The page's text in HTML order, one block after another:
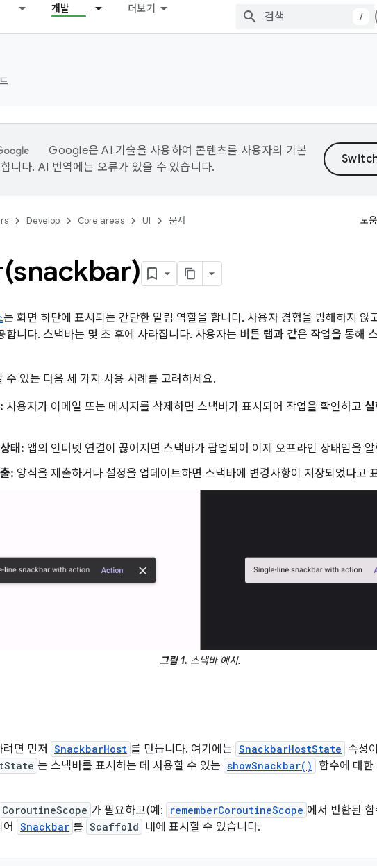
개발 더보기
/
Google은 AI 기술을 사용하여 콘텐츠를 사용자의 기본
니다. AI 번역에는 오류가 있을 수 있습니다.
Develop Core areas UI 문서 도
(snackbar)
는 화면 하단에 표시되는 간단한 알림 역할을 합니다. 사용자 경험을 방해하지 않
합니다. 스낵바는 몇 초 후에 사라집니다. 사용자는 버튼 탭과 같은 작업을 통해
수 있는 다음 세 가지 사용 사례를 고려하세요.
사용자가 이메일 또는 메시지를 삭제하면 스낵바가 표시되어 작업을 확인하고
태: 앱의 인터넷 연결이 끊어지면 스낵바가 팝업되어 이제 오프라인 상태임을
: 양식을 제출하거나 설정을 업데이트하면 스낵바에 변경사항이 저장되었다고
그림 1. 스낵바 예시.
면 먼저 SnackbarHost 를 만듭니다. 여기에는 SnackbarHostState 속성
는 스낵바를 표시하는 데 사용할 수 있는 showSnackbar()
함수에 대한
CoroutineScope 가 필요하고(예: rememberCoroutineScope 에서 반환된
Snackbar 를 Scaffold 내에 표시할 수 있습니다.